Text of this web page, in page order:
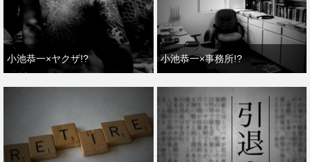
小池恭一×ヤクザ!? 小池恭一×事務所!?